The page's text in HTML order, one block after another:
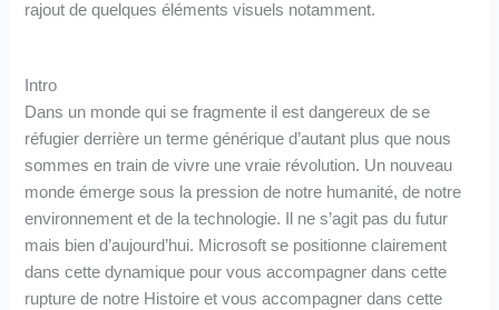
rajout de quelques éléments visuels notamment.
Intro
Dans un monde qui se fragmente il est dangereux de se
réfugier derrière un terme générique d’autant plus que nous
sommes en train de vivre une vraie révolution. Un nouveau
monde émerge sous la pression de notre humanité, de notre
environnement et de la technologie. Il ne s’agit pas du futur
mais bien d’aujourd’hui. Microsoft se positionne clairement
dans cette dynamique pour vous accompagner dans cette
rupture de notre Histoire et vous accompagner dans cette